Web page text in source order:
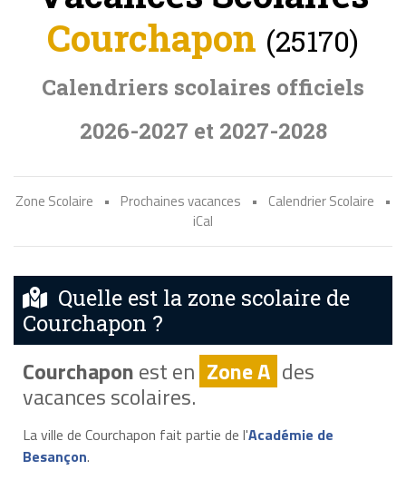
Courchapon (25170)
Calendriers scolaires officiels
2026-2027 et 2027-2028
Zone Scolaire • Prochaines vacances • Calendrier Scolaire
•
iCal
Quelle est la zone scolaire de
Courchapon ?
Courchaponest en Zone A des
vacances scolaires.
La ville de Courchapon fait partie de l'Académie de
Besançon.